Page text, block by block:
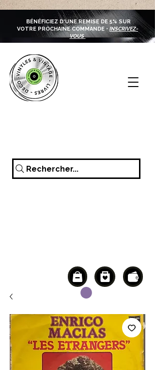
BÉNÉFICIEZ D'UNE REMISE DE 5% SUR
VOTRE PROCHAINE COMMANDE • INSCRIVEZ-
VOUS
Rechercher...